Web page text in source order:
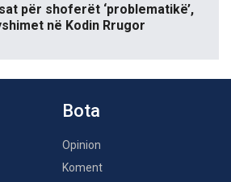
për shoferët ‘problematikë’,
në Kodin Rrugor
Bota
Opinion
Koment